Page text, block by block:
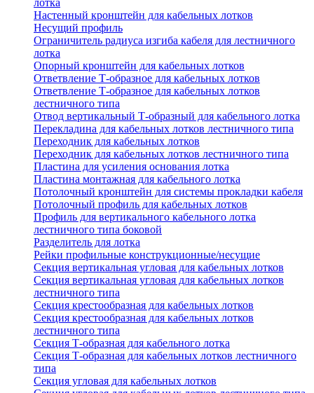
лотка
Настенный кронштейн для кабельных лотков
Несущий профиль
Ограничитель радиуса изгиба кабеля для лестничного
лотка
Опорный кронштейн для кабельных лотков
Ответвление Т-образное для кабельных лотков
Ответвление Т-образное для кабельных лотков
лестничного типа
Отвод вертикальный Т-образный для кабельного лотка
Перекладина для кабельных лотков лестничного типа
Переходник для кабельных лотков
Переходник для кабельных лотков лестничного типа
Пластина для усиления основания лотка
Пластина монтажная для кабельного лотка
Потолочный кронштейн для системы прокладки кабеля
Потолочный профиль для кабельных лотков
Профиль для вертикального кабельного лотка
лестничного типа боковой
Разделитель для лотка
Рейки профильные конструкционные/несущие
Секция вертикальная угловая для кабельных лотков
Секция вертикальная угловая для кабельных лотков
лестничного типа
Секция крестообразная для кабельных лотков
Секция крестообразная для кабельных лотков
лестничного типа
Секция Т-образная для кабельного лотка
Секция Т-образная для кабельных лотков лестничного
типа
Секция угловая для кабельных лотков